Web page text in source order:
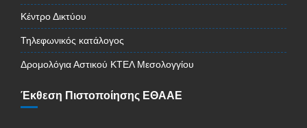
Κέντρο Δικτύου
Τηλεφωνικός κατάλογος
Δρομολόγια Αστικού ΚΤΕΛ Μεσολογγίου
Έκθεση Πιστοποίησης ΕΘΑΑΕ